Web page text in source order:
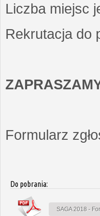
Liczba miejsc
Rekrutacja do
Formularz
Do pobrania:
SAGA 2018 -